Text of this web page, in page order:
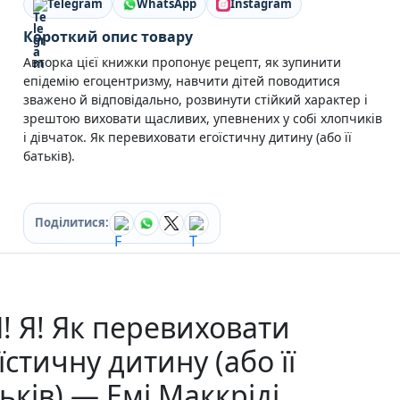
Кулінарія
Ігри для дорослих
Зарубіжні письменники
Різдвяні / Зимові
Книги для дітей
Картонні книги для найменших
Віммельбухи
Казки Вірші Оповідання
Прописи для дітей
Багаторазові прописи / Книги на липучках
Книги для першого читання
Енциклопедії
Навчальні книги
Розвивальні та пізнавальні книги
Книги про Україну
Telegram
WhatsApp Instagram
Короткий опис товару
Авторка цієї книжки пропонує рецепт, як зупинити
епідемію егоцентризму, навчити дітей поводитися
зважено й відповідально, розвинути стійкий характер і
зрештою виховати щасливих, упевнених у собі хлопчиків
і дівчаток. Як перевиховати егоїстичну дитину (або її
батьків).
Поділитися:
Я! Як перевиховати
дитину (або її